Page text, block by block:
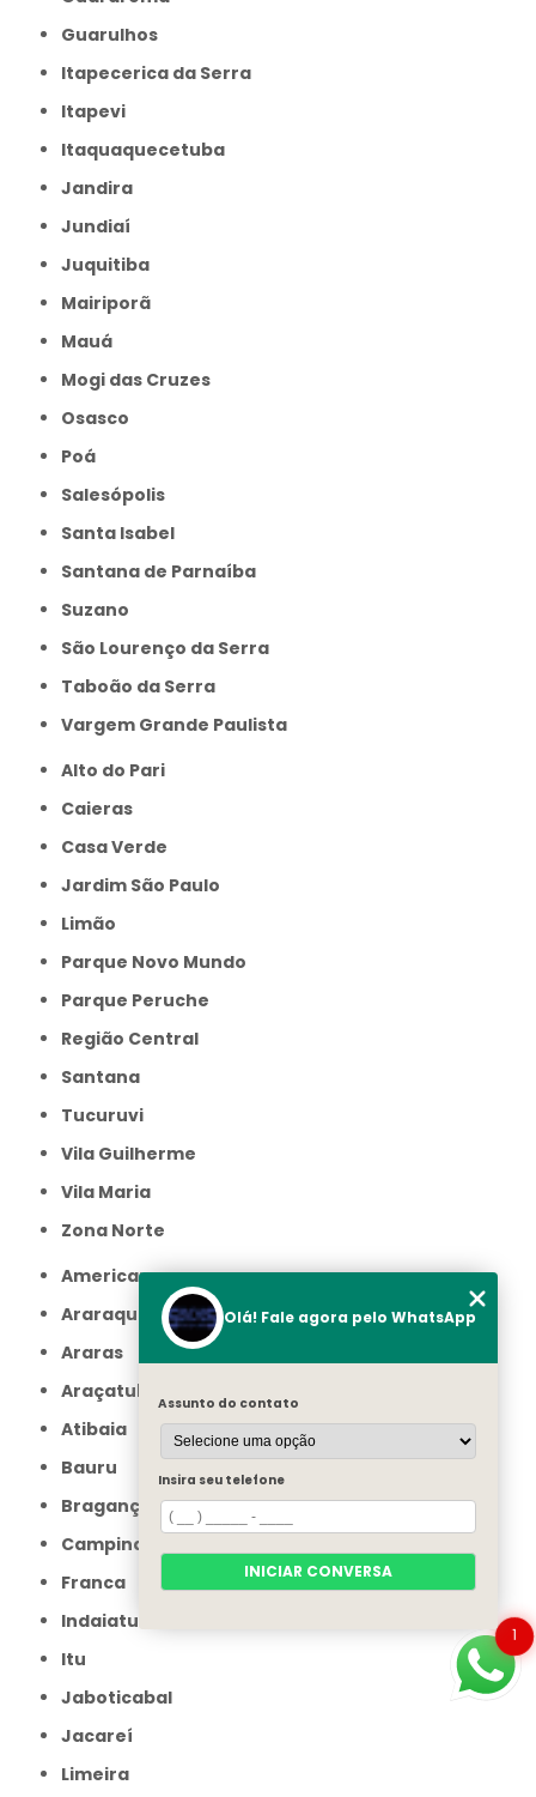
Guarulhos
Itapecerica da Serra
Itapevi
Itaquaquecetuba
Jandira
Jundiaí
Juquitiba
Mairiporã
Mauá
Mogi das Cruzes
Osasco
Poá
Salesópolis
Santa Isabel
Santana de Parnaíba
Suzano
São Lourenço da Serra
Taboão da Serra
Vargem Grande Paulista
Alto do Pari
Caieras
Casa Verde
Jardim São Paulo
Limão
Parque Novo Mundo
Parque Peruche
Região Central
Santana
Tucuruvi
Vila Guilherme
Vila Maria
Zona Norte
Americana
Araraquara
Araras
Araçatuba
Atibaia
Bauru
Bragança Paulista
Campinas
Franca
Indaiatuba
Itu
Jaboticabal
Jacareí
Limeira
1
Olá! Fale agora pelo WhatsApp
Assunto do contato
Insira seu telefone
INICIAR CONVERSA